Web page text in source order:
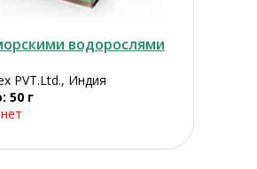
водорослями
PVT.Ltd., Индия
50 г